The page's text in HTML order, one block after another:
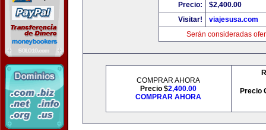
Precio:
$2,400.00
Visitar!
viajesusa.com
Serán consideradas
COMPRAR AHORA
Precio $2,400.00
COMPRAR AHORA
Precio